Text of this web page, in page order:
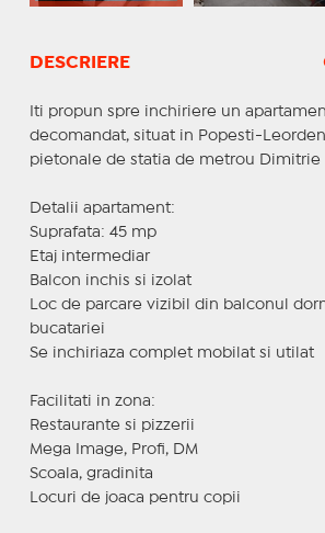
DESCRIERE
Iti propun spre inchiriere un
decomandat, situat in Popesti-
pietonale de statia de metrou Dimitrie
Detalii apartament:
Suprafata: 45 mp
Etaj intermediar
Balcon inchis si izolat
Loc de parcare vizibil din balconul
bucatariei
Se inchiriaza complet mobilat si utilat
Facilitati in zona:
Restaurante si pizzerii
Mega Image, Profi, DM
Scoala, gradinita
Locuri de joaca pentru copii